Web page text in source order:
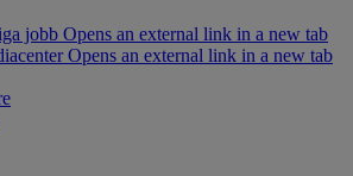
jobb Opens an external link in a new tab
Opens an external link in a new tab